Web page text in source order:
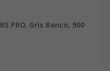
PRO, Gris Banco, 900